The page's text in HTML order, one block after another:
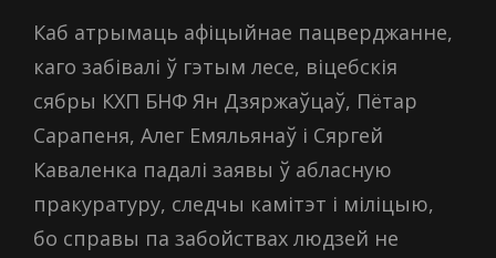
Каб атрымаць афіцыйнае пацверджанне,
каго забівалі ў гэтым лесе, віцебскія
сябры КХП БНФ Ян Дзяржаўцаў, Пётар
Сарапеня, Алег Емяльянаў і Сяргей
Каваленка падалі заявы ў абласную
пракуратуру, следчы камітэт і міліцыю,
бо справы па забойствах людзей не